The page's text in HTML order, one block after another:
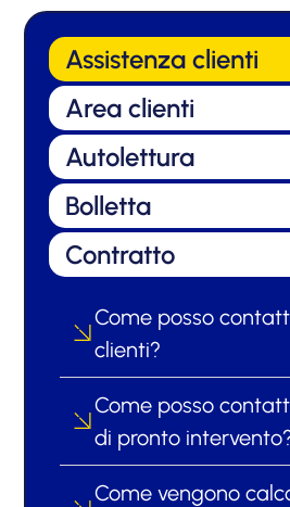
Assistenza clienti
Area clienti
Autolettura
Bolletta
Contratto
Come posso
clienti?
Come posso
di pronto
Come vengono